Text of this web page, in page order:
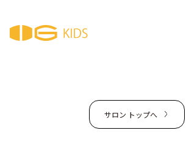
サロン トップへ